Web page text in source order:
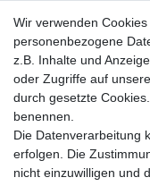
Wir verwenden
personenbezogene
z.B. Inhalte und
oder Zugriffe auf
durch gesetzte
benennen.
Die Datenverarbeitung
erfolgen. Die
nicht einzuwilligen und